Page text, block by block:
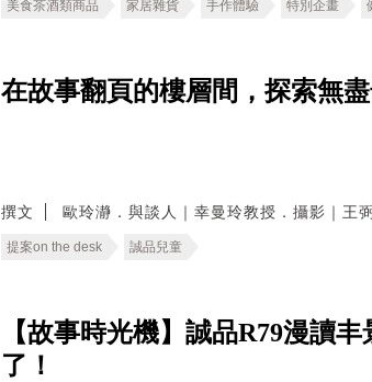
美食茶酒類商品 家居雜貨 手作體驗 特別企畫
在故事翻頁的樓層間，探索無
撰文 歐玲瀞．與談人｜幸曼玲教授．攝影｜王
提案on the desk 誠品兒童
【故事時光機】誠品R79漫讀
了！